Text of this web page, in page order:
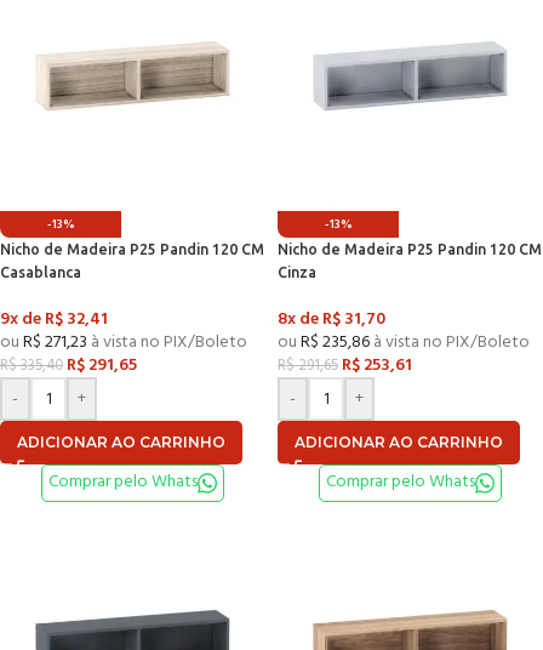
-13%
Nicho de Madeira P25 Pandin 120 CM
Casablanca
9x deR$32,41
ouR$271,23 à vista no PIX/Boleto
R$335,40 R$291,65
-
+
ADICIONAR AO CARRINHO
Comprar pelo Whats
-13%
Nicho de Madeira P25 Pandin 120 CM
Cinza
8x deR$31,70
ouR$235,86à vista no PIX/Boleto
R$291,65 R$253,61
-
+
ADICIONAR AO CARRINHO
Comprar pelo Whats